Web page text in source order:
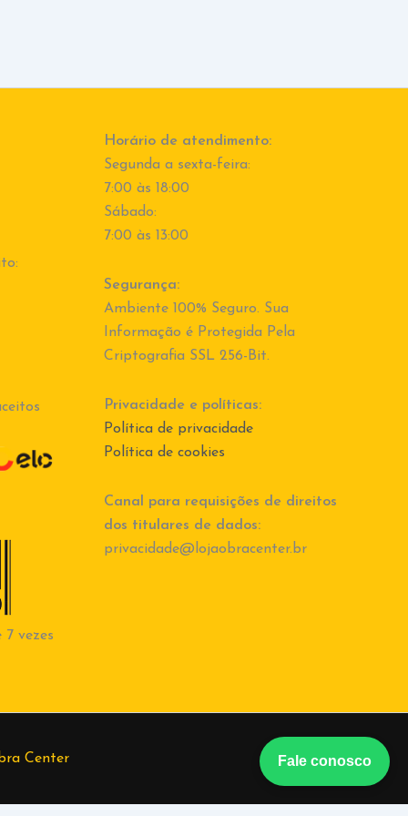
vezes
Horário de atendimento:
Segunda a sexta-feira:
7:00 às 18:00
Sábado:
7:00 às 13:00
Segurança:
Ambiente 100% Seguro. Sua
Informação é Protegida Pela
Criptografia SSL 256-Bit.
Privacidade e políticas:
Política de privacidade
Política de cookies
Canal para requisições de direitos
dos titulares de dados:
privacidade@lojaobracenter.br
Fale conosco
Center